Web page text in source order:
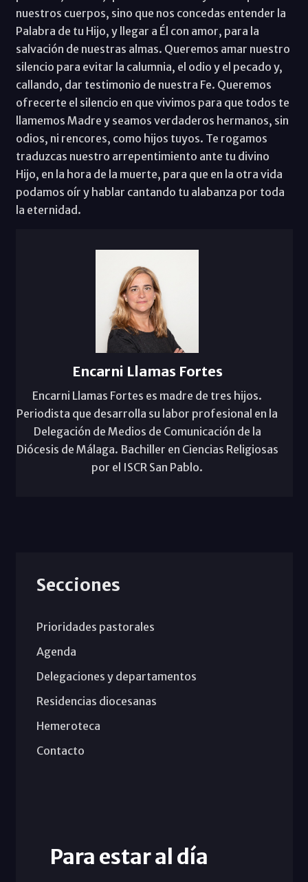
nuestros cuerpos, sino que nos concedas entender la
Palabra de tu Hijo, y llegar a Él con amor, para la
salvación de nuestras almas. Queremos amar nuestro
silencio para evitar la calumnia, el odio y el pecado y,
callando, dar testimonio de nuestra Fe. Queremos
ofrecerte el silencio en que vivimos para que todos te
llamemos Madre y seamos verdaderos hermanos, sin
odios, ni rencores, como hijos tuyos. Te rogamos
traduzcas nuestro arrepentimiento ante tu divino
Hijo, en la hora de la muerte, para que en la otra vida
podamos oír y hablar cantando tu alabanza por toda
la eternidad.
Encarni Llamas Fortes
Encarni Llamas Fortes es madre de tres hijos.
Periodista que desarrolla su labor profesional en la
Delegación de Medios de Comunicación de la
Diócesis de Málaga. Bachiller en Ciencias Religiosas
por el ISCR San Pablo.
Secciones
Prioridades pastorales
Agenda
Delegaciones y departamentos
Residencias diocesanas
Hemeroteca
Contacto
Para estar al día